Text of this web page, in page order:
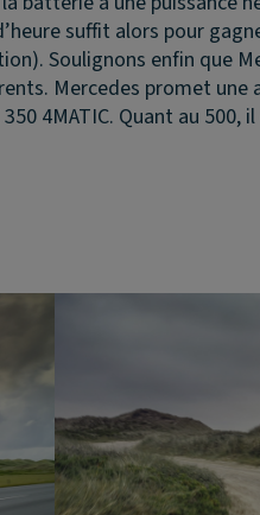
suffit alors pour
Soulignons enfin
Mercedes promet
4MATIC. Quant au